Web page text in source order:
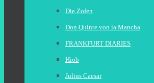
Die Zofen
Don Quinte von la Mancha
FRANKFURT DIARIES
Hiob
Julius Caesar